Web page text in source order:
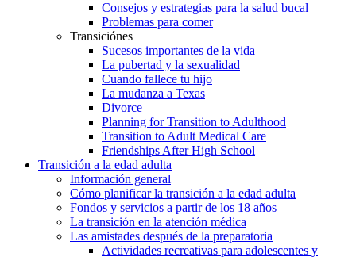
Consejos y estrategias para la salud bucal
Problemas para comer
Transiciónes
Sucesos importantes de la vida
La pubertad y la sexualidad
Cuando fallece tu hijo
La mudanza a Texas
Divorce
Planning for Transition to Adulthood
Transition to Adult Medical Care
Friendships After High School
Transición a la edad adulta
Información general
Cómo planificar la transición a la edad adulta
Fondos y servicios a partir de los 18 años
La transición en la atención médica
Las amistades después de la preparatoria
Actividades recreativas para adolescentes y